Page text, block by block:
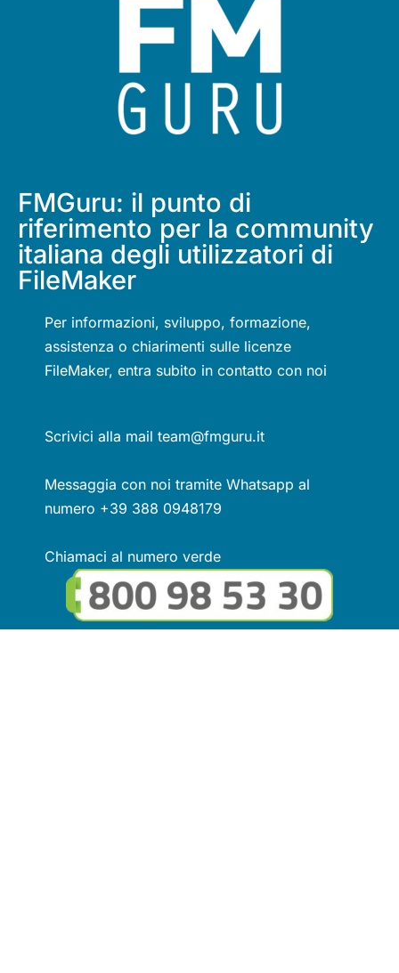
FMGuru: il punto di
riferimento per la community
italiana degli utilizzatori di
FileMaker
Per informazioni, sviluppo, formazione,
assistenza o chiarimenti sulle licenze
FileMaker, entra subito in contatto con noi
Scrivici alla mail team@fmguru.it
Messaggia con noi tramite Whatsapp al
numero +39 388 0948179
Chiamaci al numero verde